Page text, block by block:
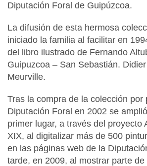
Diputación Foral de Guipúzcoa.
La difusión de esta hermosa
iniciado la familia al facilitar en
del libro ilustrado de Fernando
Guipuzcoa – San Sebastián.
Meurville.
Tras la compra de la colección por
Diputación Foral en 2002 se
primer lugar, a través del proyecto
XIX, al digitalizar más de 500
en las páginas web de la
tarde, en 2009, al mostrar parte